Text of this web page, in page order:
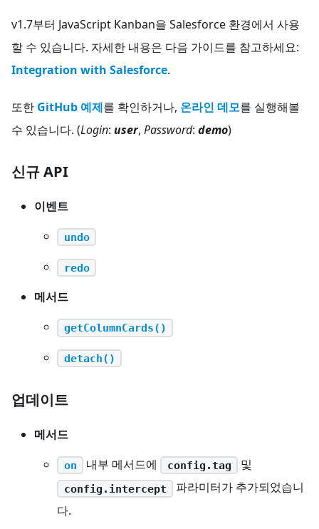
v1.7부터 JavaScript Kanban을 Salesforce 환경에서 사용
할 수 있습니다. 자세한 내용은 다음 가이드를 참고하세요:
Integration with Salesforce.
또한 GitHub 예제를 확인하거나, 온라인 데모를 실행해볼
수 있습니다. (Login: user, Password: demo)
신규 API
이벤트
undo
redo
메서드
getColumnCards()
detach()
업데이트
메서드
on 내부 메서드에 config.tag 및
config.intercept
파라미터가 추가되었습니
다.